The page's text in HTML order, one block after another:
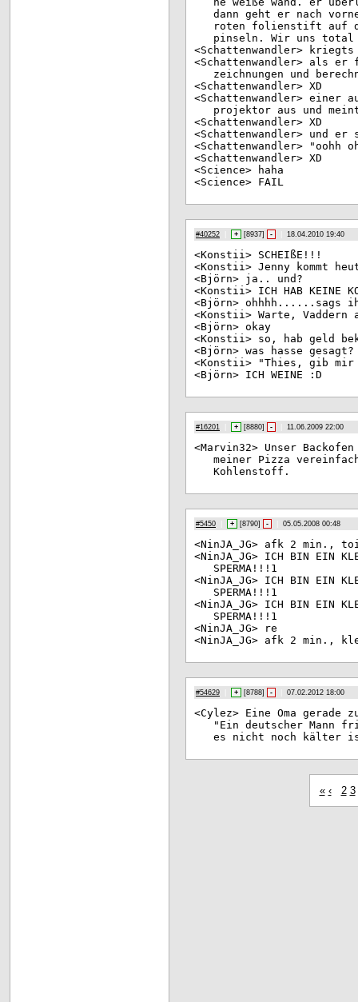
dann geht er nach
roten folienstift auf
pinseln. Wir uns
<Sc hattenwandler>
<Sc hattenwandler> als
zeichnungen und
<Sc hattenwandler> XD
<Sc hattenwandler> einer
projektor aus und
<Sc hattenwandler> XD
<Sc hattenwandler> und er
<Sc hattenwandler> "oohh
<Sc hattenwandler> XD
<Science> haha
<Science> FAIL
#40252 + [8937] - 18.04.2010 19:40
<Konstii> SCHEIßE!!!
<Konstii> Jenny kommt
<Bj örn> ja.. und?
<Konstii> ICH HAB KEINE
<Bj örn> ohhhh......sags
<Konstii> Warte, Vaddern
<Bj örn> okay
<Konstii> so, hab geld
<Bj örn> was hasse gesagt?
<Konstii> "Thies, gib mir
<Bj örn> ICH WEINE :D
#16201 + [8880] - 11.06.2009 22:00
<Ma rvin32> Unser
meiner Pizza
Kohlenstoff.
#5450 + [8790] - 05.05.2008 00:48
<NinJA_JG> afk 2 min.,
<NinJA_JG> ICH BIN EIN
SPERMA!!!1
<NinJA_JG> ICH BIN EIN
SPERMA!!!1
<NinJA_JG> ICH BIN EIN
SPERMA!!!1
<NinJA_JG> re
<NinJA_JG> afk 2 min.,
#54629 + [8788] - 07.02.2012 18:00
<Cylez> Eine Oma gerade
"Ein deutscher
es nicht noch kälter
« ‹ 2 3